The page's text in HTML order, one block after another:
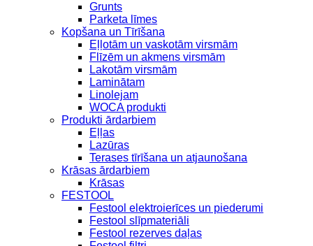
Grunts
Parketa līmes
Kopšana un Tīrīšana
Eļļotām un vaskotām virsmām
Flīzēm un akmens virsmām
Lakotām virsmām
Laminātam
Linolejam
WOCA produkti
Produkti ārdarbiem
Eļļas
Lazūras
Terases tīrīšana un atjaunošana
Krāsas ārdarbiem
Krāsas
FESTOOL
Festool elektroierīces un piederumi
Festool slīpmateriāli
Festool rezerves daļas